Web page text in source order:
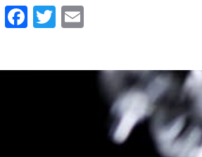
Facebook
Twitter